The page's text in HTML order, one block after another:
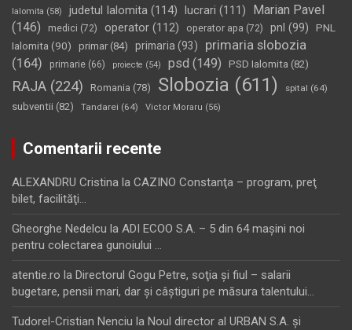
Ialomita (58) judetul Ialomita (114) lucrari (111)
Marian Pavel
(146)
medici (72) operator (112) operator apa (72) pnl (99)
PNL
Ialomita (90) primar(84) primaria (93)
primaria slobozia
(164)
primarie (66) proiecte (54) psd (149) PSD Ialomita (82)
RAJA (224) Romania (78) Slobozia (611) spital (64)
subventii (82) Tandarei (64) Victor Moraru (56)
Comentarii recente
ALEXANDRU Cristina la CAZINO Constanţa – program, preţ
bilet, facilităţi…
Gheorghe Nedelcu la ADI ECOO S.A. – 5 din 64 maşini noi
pentru colectarea gunoiului …
atentie.ro la Directorul Gogu Petre, soţia şi fiul – salarii
bugetare, pensii mari, dar şi câştiguri pe măsura talentului…
Tudorel-Cristian Nenciu la Noul director al URBAN S.A. şi